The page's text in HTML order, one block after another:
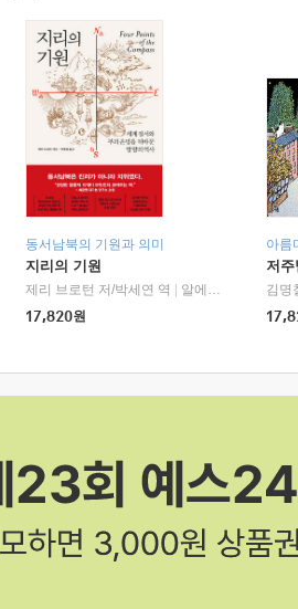
동서남북의 기원과 의미
지리의 기원
제리 브로턴 저/박세연 역
알에이치코리아(RHK)
17,820원
아름
저
김명